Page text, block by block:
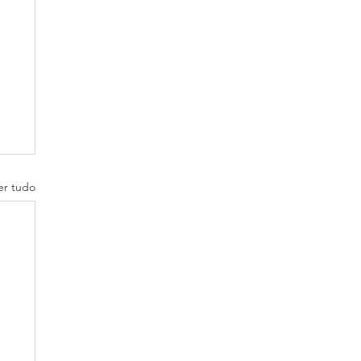
tudo